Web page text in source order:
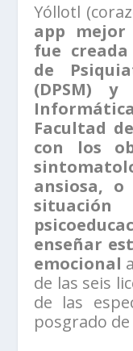
Yóllotl
app mejor
fue
de
(DPSM)
Facultad
con los
ansiosa,
enseñar
emocional
de las seis
de las
posgrado de